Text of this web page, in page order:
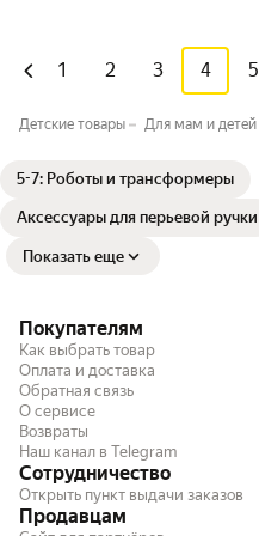
1 2 3 4 5
Детские товары Для мам и детей
5-7: Роботы и трансформеры
Аксессуары для перьевой ручки
Показать еще
Покупателям
Как выбрать товар
Оплата и доставка
Обратная связь
О сервисе
Возвраты
Наш канал в Telegram
Сотрудничество
Открыть пункт выдачи заказов
Продавцам